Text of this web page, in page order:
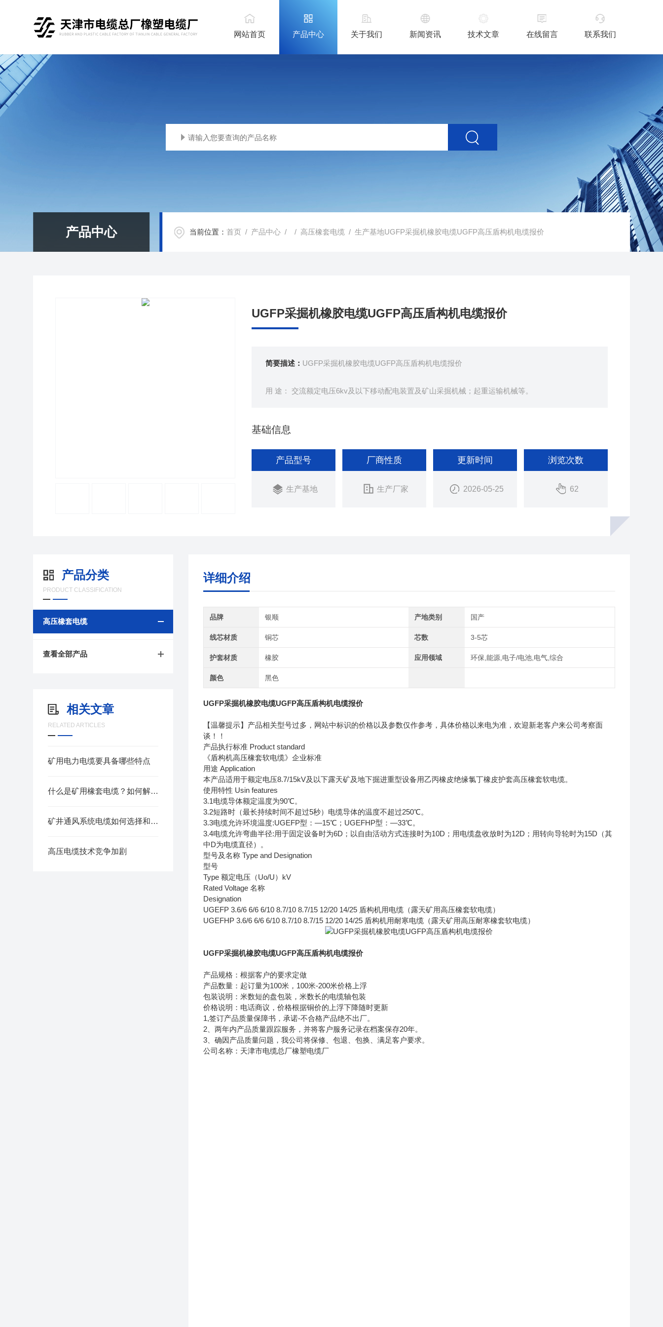
网站首页 产品中心 关于我们 新闻资讯 技术文章 在线留言 联系我们
产品中心 当前位置：首页 / 产品中心 / / 高压橡套电缆 / 生产基地UGFP采掘机橡胶电缆UGFP高压盾构机电缆报价
UGFP采掘机橡胶电缆UGFP高压盾构机电缆报价
简要描述： UGFP采掘机橡胶电缆UGFP高压盾构机电缆报价
用 途： 交流额定电压6kv及以下移动配电装置及矿山采掘机械；起重运输机械等。
基础信息
产品型号
生产基地
厂商性质
生产厂家
更新时间
2026-05-25
浏览次数
62
产品分类
PRODUCT CLASSIFICATION
高压橡套电缆
查看全部产品
相关文章
RELATED ARTICLES
矿用电力电缆要具备哪些特点
什么是矿用橡套电缆？如何解决井下电磁干扰难题
矿井通风系统电缆如何选择和敷设？
高压电缆技术竞争加剧
详细介绍
品牌 银顺 产地类别 国产
线芯材质 铜芯 芯数 3-5芯
护套材质 橡胶 应用领域 环保,能源,电子/电池,电气,综合
颜色 黑色
UGFP采掘机橡胶电缆UGFP高压盾构机电缆报价
【温馨提示】产品相关型号过多，网站中标识的价格以及参数仅作参考，具体价格以来电为准，欢迎新老客户来公司考察面
谈！！
产品执行标准 Product standard
《盾构机高压橡套软电缆》企业标准
用途 Application
本产品适用于额定电压8.7/15kV及以下露天矿及地下掘进重型设备用乙丙橡皮绝缘氯丁橡皮护套高压橡套软电缆。
使用特性 Usin features
3.1电缆导体额定温度为90℃。
3.2短路时（最长持续时间不超过5秒）电缆导体的温度不超过250℃。
3.3电缆允许环境温度:UGEFP型：—15℃；UGEFHP型：—33℃。
3.4电缆允许弯曲半径:用于固定设备时为6D；以自由活动方式连接时为10D；用电缆盘收放时为12D；用转向导轮时为15D（其
中D为电缆直径）。
型号及名称 Type and Designation
型号
Type 额定电压（Uo/U）kV
Rated Voltage 名称
Designation
UGEFP 3.6/6 6/6 6/10 8.7/10 8.7/15 12/20 14/25 盾构机用电缆（露天矿用高压橡套软电缆）
UGEFHP 3.6/6 6/6 6/10 8.7/10 8.7/15 12/20 14/25 盾构机用耐寒电缆（露天矿用高压耐寒橡套软电缆）
UGFP采掘机橡胶电缆UGFP高压盾构机电缆报价
产品规格：根据客户的要求定做
产品数量：起订量为100米，100米-200米价格上浮
包装说明：米数短的盘包装，米数长的电缆轴包装
价格说明：电话商议，价格根据铜价的上浮下降随时更新
1,签订产品质量保障书，承诺-不合格产品绝不出厂。
2、两年内产品质量跟踪服务，并将客户服务记录在档案保存20年。
3、确因产品质量问题，我公司将保修、包退、包换、满足客户要求。
公司名称：天津市电缆总厂橡塑电缆厂